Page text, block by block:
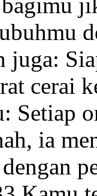
juga:
cerai
Setiap
, ia